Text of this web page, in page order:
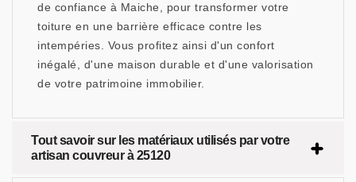
de confiance à Maiche, pour transformer votre
toiture en une barrière efficace contre les
intempéries. Vous profitez ainsi d'un confort
inégalé, d'une maison durable et d'une valorisation
de votre patrimoine immobilier.
Tout savoir sur les matériaux utilisés par votre
artisan couvreur à 25120